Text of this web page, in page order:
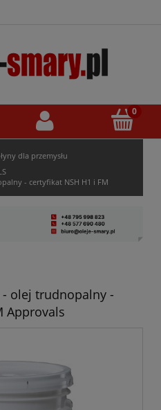
dla przemysłu
- certyfikat NSH H1 i FM
- olej trudnopalny -
Approvals